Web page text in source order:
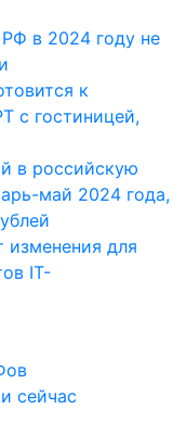
в 2024 году не
к
с гостиницей,
в российскую
май 2024 года,
изменения для
IT-
сейчас